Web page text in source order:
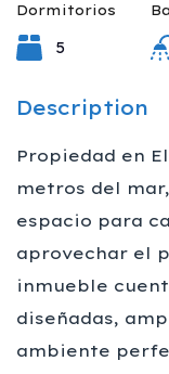
Dormitorios
5
Description
Propiedad en
metros del
espacio para
aprovechar el
inmueble
diseñadas,
ambiente